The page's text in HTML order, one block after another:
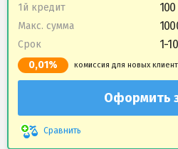
1й кредит
Макс. сумма
Срок 1-
0,01% комиссия для новых
Оформить
Сравнить